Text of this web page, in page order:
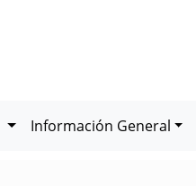
Información General